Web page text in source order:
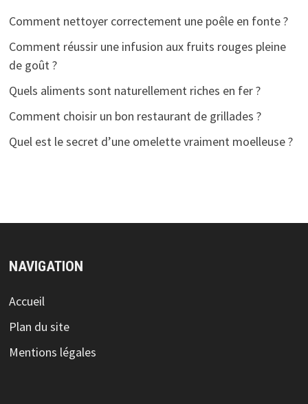
Comment nettoyer correctement une poêle en fonte ?
Comment réussir une infusion aux fruits rouges pleine
de goût ?
Quels aliments sont naturellement riches en fer ?
Comment choisir un bon restaurant de grillades ?
Quel est le secret d’une omelette vraiment moelleuse ?
NAVIGATION
Accueil
Plan du site
Mentions légales